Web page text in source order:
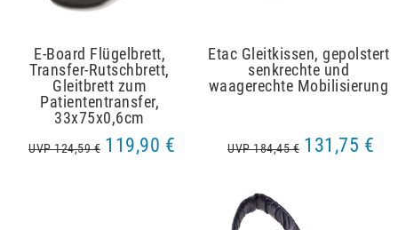
E-Board Flügelbrett,
Transfer-Rutschbrett,
Gleitbrett zum
Patiententransfer,
33x75x0,6cm
UVP 124,59 € 119,90 €
Etac Gleitkissen, gepolstert
senkrechte und
waagerechte Mobilisierung
UVP 184,45 € 131,75 €